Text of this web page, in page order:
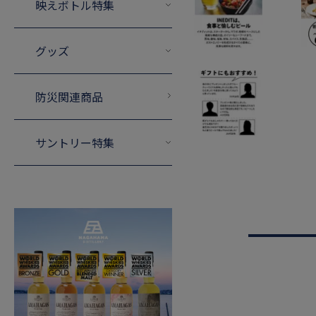
映えボトル特集
グッズ
防災関連商品
サントリー特集